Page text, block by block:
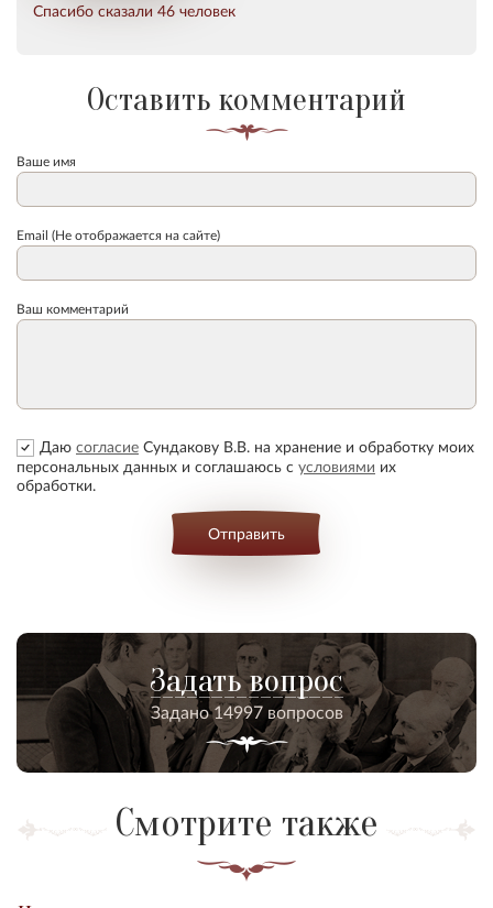
Спасибо сказали 46 человек
Оставить комментарий
Ваше имя
Email (Не отображается на сайте)
Ваш комментарий
Даю согласие Сундакову В.В. на хранение и обработку моих
персональных данных и соглашаюсь с условиями их
обработки.
Отправить
Задать вопрос
Задано 14997 вопросов
Смотрите также